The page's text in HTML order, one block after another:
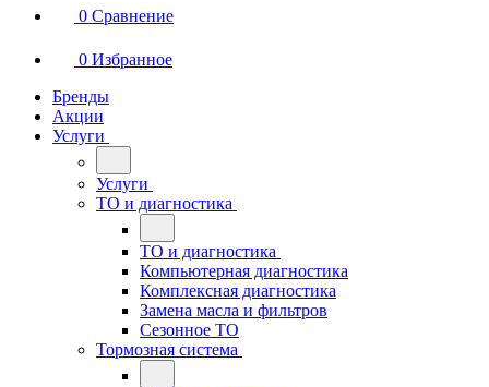
0 Сравнение
0 Избранное
Бренды
Акции
Услуги
Услуги
ТО и диагностика
ТО и диагностика
Компьютерная диагностика
Комплексная диагностика
Замена масла и фильтров
Сезонное ТО
Тормозная система